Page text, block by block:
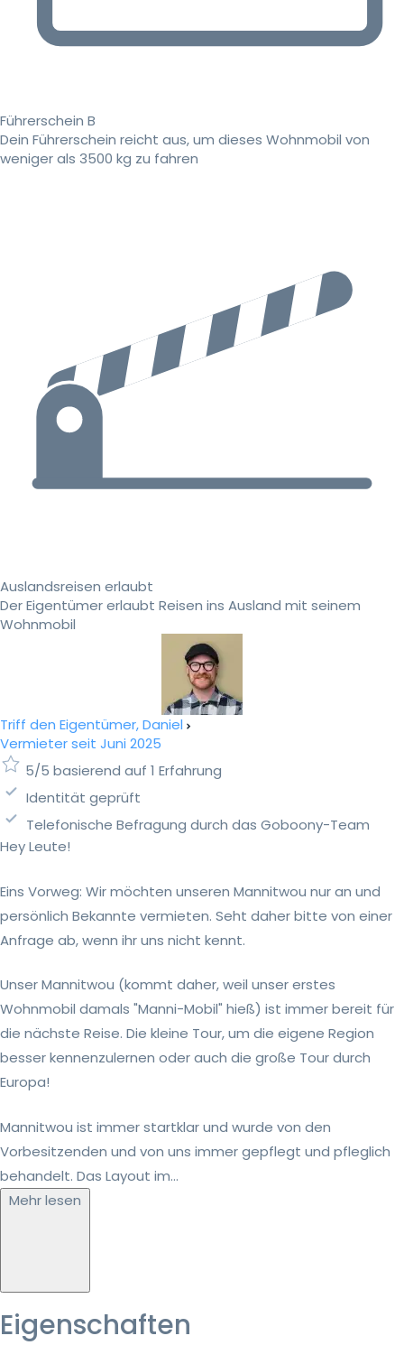
Führerschein B
Dein Führerschein reicht aus, um dieses Wohnmobil von
weniger als 3500 kg zu fahren
Auslandsreisen erlaubt
Der Eigentümer erlaubt Reisen ins Ausland mit seinem
Wohnmobil
Triff den Eigentümer, Daniel
Vermieter seit Juni 2025
5/5 basierend auf 1 Erfahrung
Identität geprüft
Telefonische Befragung durch das Goboony-Team
Hey Leute!
Eins Vorweg: Wir möchten unseren Mannitwou nur an und
persönlich Bekannte vermieten. Seht daher bitte von einer
Anfrage ab, wenn ihr uns nicht kennt.
Unser Mannitwou (kommt daher, weil unser erstes
Wohnmobil damals "Manni-Mobil" hieß) ist immer bereit für
die nächste Reise. Die kleine Tour, um die eigene Region
besser kennenzulernen oder auch die große Tour durch
Europa!
Mannitwou ist immer startklar und wurde von den
Vorbesitzenden und von uns immer gepflegt und pfleglich
behandelt. Das Layout im...
Mehr lesen
Eigenschaften